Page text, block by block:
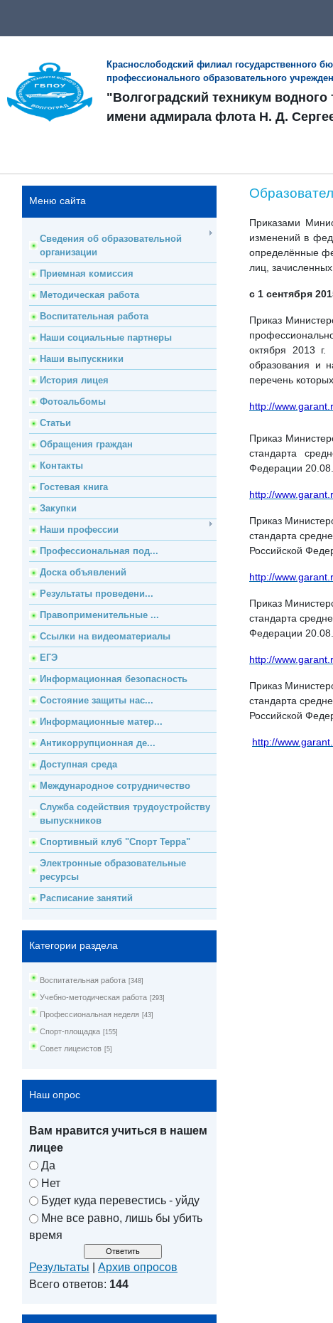
Краснослободский филиал государственного
профессионального образовательного
"Волгоградский техникум водного
имени адмирала флота Н. Д.
Меню сайта
Сведения об образовательной
организации
Приемная комиссия
Методическая работа
Воспитательная работа
Наши социальные партнеры
Наши выпускники
История лицея
Фотоальбомы
Статьи
Обращения граждан
Контакты
Гостевая книга
Закупки
Наши профессии
Профессиональная под...
Доска объявлений
Результаты проведени...
Правоприменительные ...
Ссылки на видеоматериалы
ЕГЭ
Информационная безопасность
Состояние защиты нас...
Информационные матер...
Антикоррупционная де...
Доступная среда
Международное сотрудничество
Служба содействия трудоустройству
выпускников
Спортивный клуб "Спорт Терра"
Электронные образовательные
ресурсы
Расписание занятий
Категории раздела
Воспитательная работа [348]
Учебно-методическая работа [293]
Профессиональная неделя [43]
Спорт-площадка [155]
Совет лицеистов [5]
Наш опрос
Вам нравится учиться в нашем
лицее
Да
Нет
Будет куда перевестись - уйду
Мне все равно, лишь бы убить
время
Результаты
Архив опросов
Всего ответов: 144
Приказами
изменений в
определённые
лиц,
с 1 сентября
Приказ
октября 2013 г.
образования и
перечень
http://
Приказ
стандарта
Федерации
http://
Приказ
стандарта
Российской
http://
Приказ
стандарта
Федерации
http://
Приказ
стандарта
Российской
http://